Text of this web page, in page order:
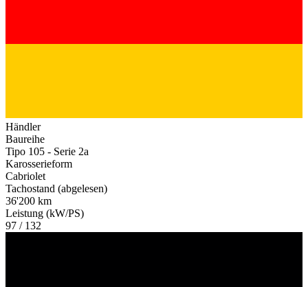
Händler
Baureihe
Tipo 105 - Serie 2a
Karosserieform
Cabriolet
Tachostand (abgelesen)
36'200 km
Leistung (kW/PS)
97 / 132